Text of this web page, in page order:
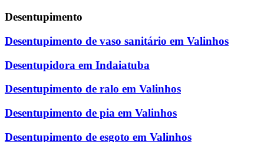
Desentupimento
Desentupimento de vaso sanitário em Valinhos
Desentupidora em Indaiatuba
Desentupimento de ralo em Valinhos
Desentupimento de pia em Valinhos
Desentupimento de esgoto em Valinhos